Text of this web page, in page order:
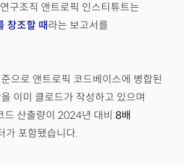
구조직 앤트로픽 인스티튜트는
창조할 때라는 보고서를
으로 앤트로픽 코드베이스에 병합된
을 이미 클로드가 작성하고 있으며
드 산출량이 2024년 대비 8배
가 포함됐습니다.